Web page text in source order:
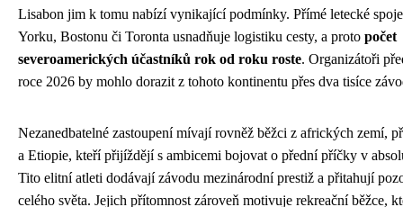
Lisabon jim k tomu nabízí vynikající podmínky. Přímé letecké
Yorku, Bostonu či Toronta usnadňuje logistiku cesty, a proto počet
severoamerických účastníků rok od roku roste. Organizátoři
roce 2026 by mohlo dorazit z tohoto kontinentu přes dva tisíce
Nezanedbatelné zastoupení mívají rovněž běžci z afrických zemí,
a Etiopie, kteří přijíždějí s ambicemi bojovat o přední příčky v
Tito elitní atleti dodávají závodu mezinárodní prestiž a přitahují
celého světa. Jejich přítomnost zároveň motivuje rekreační běžce,